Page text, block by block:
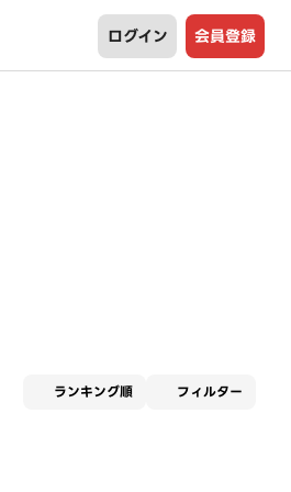
ログイン 会員登録
ランキング順 フィルター